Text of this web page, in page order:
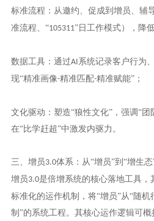
标准流程：从邀约、促成到增员、辅
准流程、“105311”日工作模式），降
数据工具：通过AI系统记录客户行为
现“精准画像-精准匹配-精准赋能”；
文化驱动：塑造“狼性文化”，强调“
在“比学赶超”中激发内驱力。
三、增员3.0体系：从“增员”到“增生
增员3.0是倍增系统的核心落地工具
标准化的运作机制，将“增员”从“随机
制”的系统工程。其核心运作逻辑可概